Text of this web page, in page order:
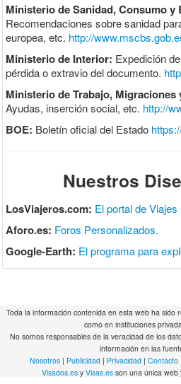
Ministerio de Sanidad, Consumo y
Recomendaciones sobre sanidad
europea, etc. http://
Ministerio de Interior: Expedición
pérdida o extravio del documento.
Ministerio de Trabajo, Migraciones
Ayudas, inserción social, etc. http://
BOE: Boletín oficial del Estado
Nuestros
LosViajeros.com: El portal de
Aforo.es: Foros Personalizados.
Google-Earth: El programa para
Toda la información contenida en esta web ha sido
como en instituciones
No somos responsables de la veracidad de los
información en las
Nosotros | Publicidad | Privacidad | Contacto
Visados.esy Visas.esson una única web